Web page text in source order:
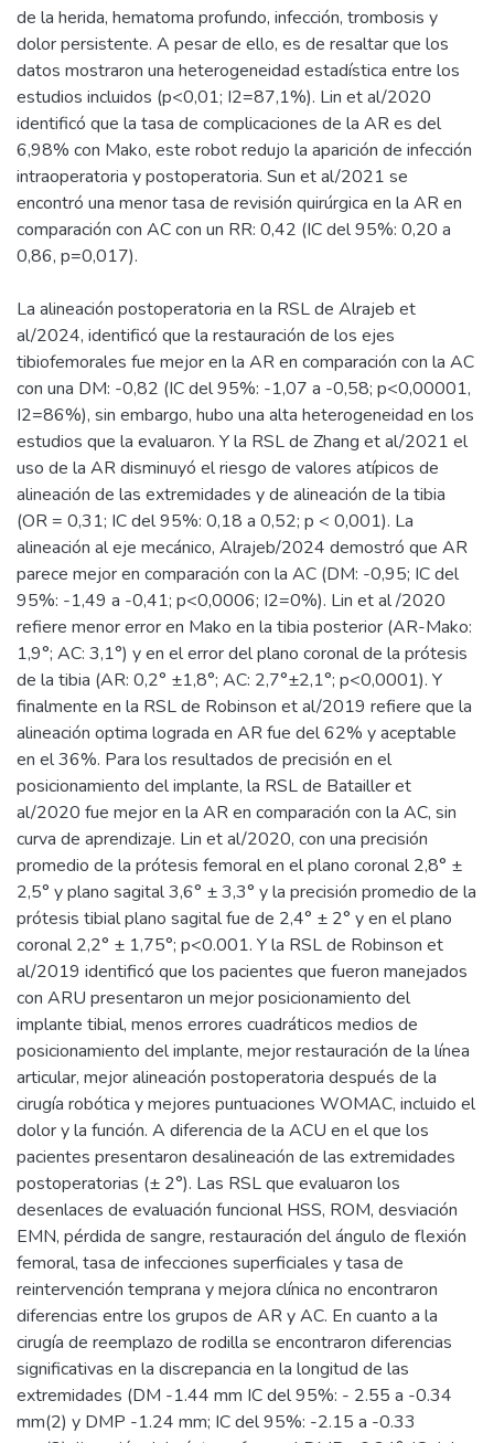
de la herida, hematoma profundo, infección, trombosis y
dolor persistente. A pesar de ello, es de resaltar que los
datos mostraron una heterogeneidad estadística entre los
estudios incluidos (p<0,01; I2=87,1%). Lin et al/2020
identificó que la tasa de complicaciones de la AR es del
6,98% con Mako, este robot redujo la aparición de infección
intraoperatoria y postoperatoria. Sun et al/2021 se
encontró una menor tasa de revisión quirúrgica en la AR en
comparación con AC con un RR: 0,42 (IC del 95%: 0,20 a
0,86, p=0,017).
La alineación postoperatoria en la RSL de Alrajeb et
al/2024, identificó que la restauración de los ejes
tibiofemorales fue mejor en la AR en comparación con la AC
con una DM: -0,82 (IC del 95%: -1,07 a -0,58; p<0,00001,
I2=86%), sin embargo, hubo una alta heterogeneidad en los
estudios que la evaluaron. Y la RSL de Zhang et al/2021 el
uso de la AR disminuyó el riesgo de valores atípicos de
alineación de las extremidades y de alineación de la tibia
(OR = 0,31; IC del 95%: 0,18 a 0,52; p < 0,001). La
alineación al eje mecánico, Alrajeb/2024 demostró que AR
parece mejor en comparación con la AC (DM: -0,95; IC del
95%: -1,49 a -0,41; p<0,0006; I2=0%). Lin et al /2020
refiere menor error en Mako en la tibia posterior (AR-Mako:
1,9°; AC: 3,1°) y en el error del plano coronal de la prótesis
de la tibia (AR: 0,2° ±1,8°; AC: 2,7°±2,1°; p<0,0001). Y
finalmente en la RSL de Robinson et al/2019 refiere que la
alineación optima lograda en AR fue del 62% y aceptable
en el 36%. Para los resultados de precisión en el
posicionamiento del implante, la RSL de Batailler et
al/2020 fue mejor en la AR en comparación con la AC, sin
curva de aprendizaje. Lin et al/2020, con una precisión
promedio de la prótesis femoral en el plano coronal 2,8° ±
2,5° y plano sagital 3,6° ± 3,3° y la precisión promedio de la
prótesis tibial plano sagital fue de 2,4° ± 2° y en el plano
coronal 2,2° ± 1,75°; p<0.001. Y la RSL de Robinson et
al/2019 identificó que los pacientes que fueron manejados
con ARU presentaron un mejor posicionamiento del
implante tibial, menos errores cuadráticos medios de
posicionamiento del implante, mejor restauración de la línea
articular, mejor alineación postoperatoria después de la
cirugía robótica y mejores puntuaciones WOMAC, incluido el
dolor y la función. A diferencia de la ACU en el que los
pacientes presentaron desalineación de las extremidades
postoperatorias (± 2°). Las RSL que evaluaron los
desenlaces de evaluación funcional HSS, ROM, desviación
EMN, pérdida de sangre, restauración del ángulo de flexión
femoral, tasa de infecciones superficiales y tasa de
reintervención temprana y mejora clínica no encontraron
diferencias entre los grupos de AR y AC. En cuanto a la
cirugía de reemplazo de rodilla se encontraron diferencias
significativas en la discrepancia en la longitud de las
extremidades (DM -1.44 mm IC del 95%: - 2.55 a -0.34
mm(2) y DMP -1.24 mm; IC del 95%: -2.15 a -0.33